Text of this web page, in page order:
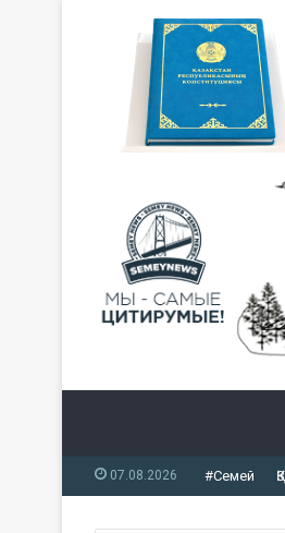
07.08.2026 #Семей ҚЗ